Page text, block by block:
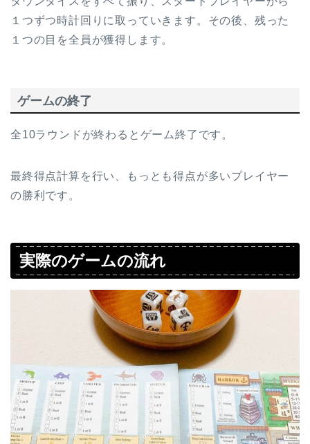
１つずつ時計回りに取っていきます。その後、残った
１つの目を全員が獲得します。
ゲームの終了
全10ラウンドが終わるとゲーム終了です。
最終得点計算を行い、もっとも得点が多いプレイヤー
の勝利です。
実際のゲームの流れ